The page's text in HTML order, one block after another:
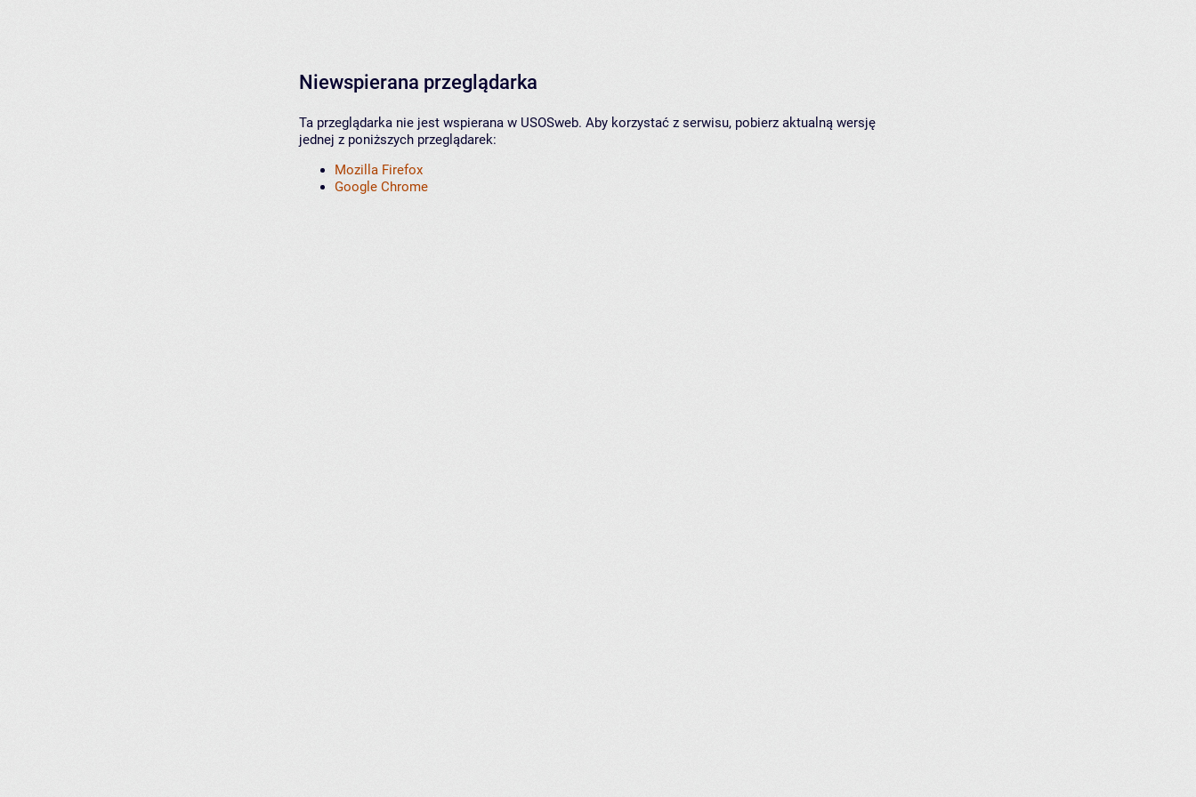
Niewspierana przeglądarka
Ta przeglądarka nie jest wspierana w USOSweb. Aby korzystać z serwisu, pobierz aktualną wersję
jednej z poniższych przeglądarek:
Mozilla Firefox
Google Chrome